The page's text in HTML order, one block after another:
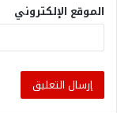
الموقع الإلكتروني